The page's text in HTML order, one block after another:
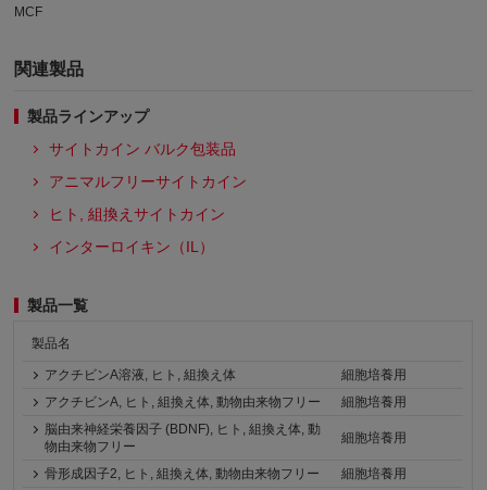
MCF
関連製品
製品ラインアップ
サイトカイン バルク包装品
アニマルフリーサイトカイン
ヒト, 組換えサイトカイン
インターロイキン（IL）
製品一覧
製品名
アクチビンA溶液, ヒト, 組換え体
細胞培養用
アクチビンA, ヒト, 組換え体, 動物由来物フリー
細胞培養用
脳由来神経栄養因子 (BDNF), ヒト, 組換え体, 動
物由来物フリー
細胞培養用
骨形成因子2, ヒト, 組換え体, 動物由来物フリー 細胞培養用